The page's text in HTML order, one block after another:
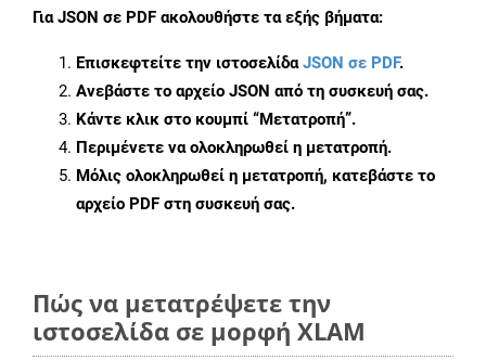
ΓιαJSON σε PDF ακολουθήστε τα εξής βήματα:
Επισκεφτείτε την ιστοσελίδαJSON σε PDF.
Ανεβάστε το αρχείο JSON από τη συσκευή σας.
Κάντε κλικ στο κουμπί “Μετατροπή”.
Περιμένετε να ολοκληρωθεί η μετατροπή.
Μόλις ολοκληρωθεί η μετατροπή, κατεβάστε το
αρχείο PDF στη συσκευή σας.
Πώς να μετατρέψετε την
ιστοσελίδα σε μορφή XLAM